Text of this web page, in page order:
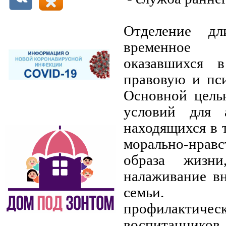
Отделение
временное
оказавшихся
правовую и
Основной
условий для
находящихся в
морально-
образа
налаживание
семьи.